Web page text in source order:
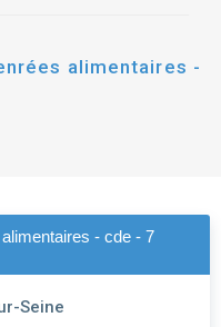
alimentaires -
- cde - 7
Seine